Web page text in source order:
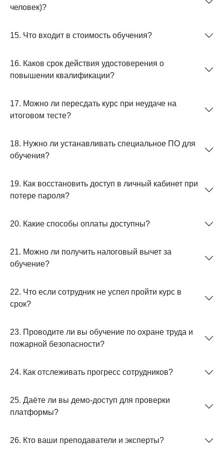
человек)?
15. Что входит в стоимость обучения?
16. Каков срок действия удостоверения о
повышении квалификации?
17. Можно ли пересдать курс при неудаче на
итоговом тесте?
18. Нужно ли устанавливать специальное ПО для
обучения?
19. Как восстановить доступ в личный кабинет при
потере пароля?
20. Какие способы оплаты доступны?
21. Можно ли получить налоговый вычет за
обучение?
22. Что если сотрудник не успел пройти курс в
срок?
23. Проводите ли вы обучение по охране труда и
пожарной безопасности?
24. Как отслеживать прогресс сотрудников?
25. Даёте ли вы демо-доступ для проверки
платформы?
26. Кто ваши преподаватели и эксперты?